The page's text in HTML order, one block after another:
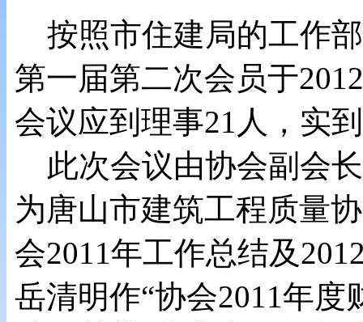
按照市住建局的工作
第一届第二次会员于
会议应到理事21人，实
此次会议由协会副会
为唐山市建筑工程质量
会2011年工作总结及
岳清明作“协会2011年